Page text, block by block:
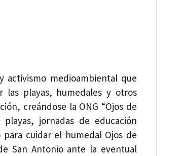
activismo medioambiental que
las playas, humedales y otros
creándose la ONG “Ojos de
jornadas de educación
cuidar el humedal Ojos de
San Antonio ante la eventual